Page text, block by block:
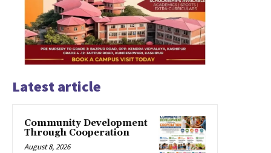
Latest article
Community Development
Through Cooperation
August 8, 2026